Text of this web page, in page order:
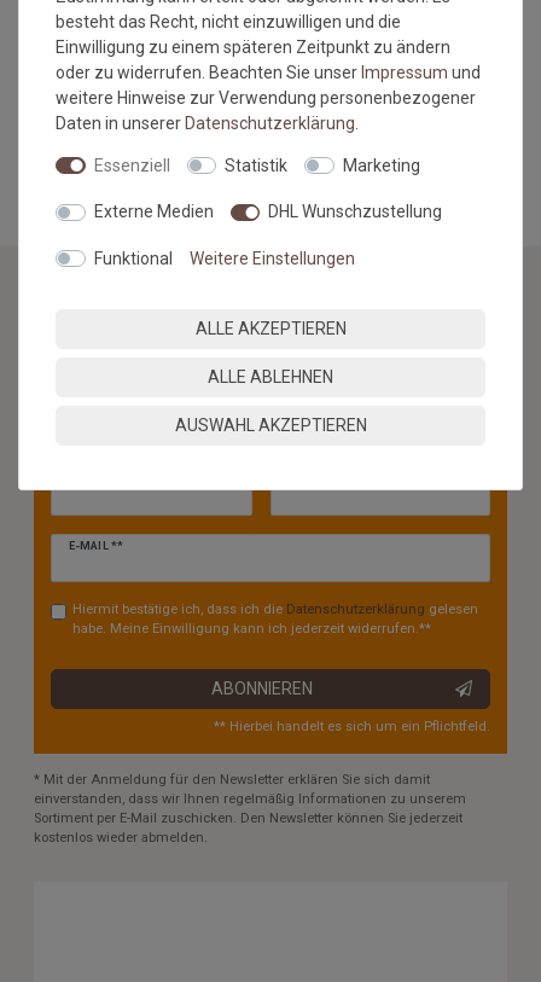
Umtausch/Rückgabe ausgeschlossen.
Farbabweichungen zwischen Bildschirmfoto und Original sind
nicht auszuschließen. Wir empfehlen, sich ein Muster
anzufordern.
NEWSLETTER
Jetzt anmelden: Profitieren Sie von aktuellen Angeboten
E-MAIL **
Newsletter
Hiermit bestätige ich, dass ich die Daten­schutz­erklärung gelesen
habe. Meine Einwilligung kann ich jederzeit widerrufen.**
ABONNIEREN
** Hierbei handelt es sich um ein Pflichtfeld.
* Mit der Anmeldung für den Newsletter erklären Sie sich damit
einverstanden, dass wir Ihnen regelmäßig Informationen zu unserem
Sortiment per E-Mail zuschicken. Den Newsletter können Sie jederzeit
kostenlos wieder abmelden.
besteht das Recht, nicht einzuwilligen und die
Einwilligung zu einem späteren Zeitpunkt zu ändern
oder zu widerrufen. Beachten Sie unserImpressum und
weitere Hinweise zur Verwendung personenbezogener
Daten in unsererDaten­schutz­erklärung
Essenziell Statistik Marketing
Externe Medien DHL Wunschzustellung
Funktional Weitere Einstellungen
ALLE AKZEPTIEREN
ALLE ABLEHNEN
AUSWAHL AKZEPTIEREN